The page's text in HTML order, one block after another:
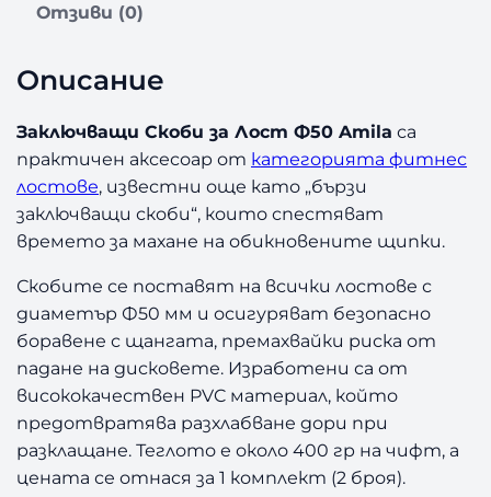
к
ю
в
а
щ
и
к
о
б
и
з
Л
о
с
Отзиви (0)
Описание
Заключващи Скоби за Лост Ф50 Amila са
практичен аксесоар от категорията фитнес
лостове, известни още като „бързи
заключващи скоби“, които спестяват
времето за махане на обикновените щипки.
Скобите се поставят на всички лостове с
диаметър Ф50 мм и осигуряват безопасно
боравене с щангата, премахвайки риска от
падане на дисковете. Изработени са от
висококачествен PVC материал, който
предотвратява разхлабване дори при
разклащане. Теглото е около 400 гр на чифт, а
цената се отнася за 1 комплект (2 броя).